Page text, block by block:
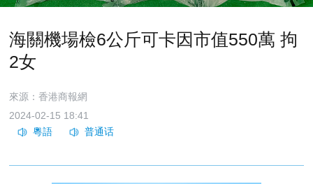
海關機場檢6公斤可卡因市值550萬 拘
2女
來源：香港商報網
2024-02-15 18:41